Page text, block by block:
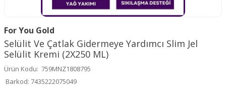
For You Gold
Selülit Ve Çatlak Gidermeye Yardımcı Slim Jel
Selülit Kremi (2X250 ML)
Ürün Kodu: 759MNZ1808795
Barkod: 7435222075049